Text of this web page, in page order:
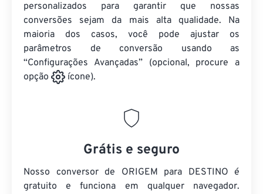
personalizados para garantir que nossas
conversões sejam da mais alta qualidade. Na
maioria dos casos, você pode ajustar os
parâmetros de conversão usando as
“Configurações Avançadas” (opcional, procure a
opção
ícone).
Grátis e seguro
Nosso conversor de ORIGEM para DESTINO é
gratuito e funciona em qualquer navegador.